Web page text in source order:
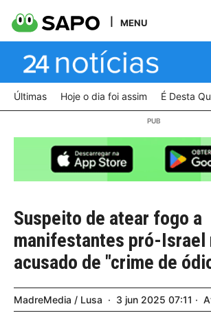
MENU
Últimas Hoje o dia foi assim É Desta
Suspeito de atear fogo a
manifestantes pró-Israel
acusado de "crime de
MadreMedia / Lusa 3 jun 2025 07:11